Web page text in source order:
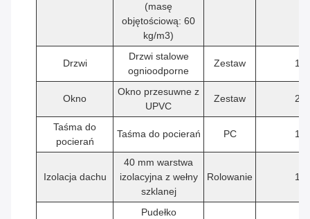
(masę
objętościową: 60
kg/m3)
Drzwi
Drzwi stalowe
ognioodporne
Zestaw 1
Okno
Okno przesuwne z
UPVC
Zestaw 2
Taśma do
pocierań
Taśma do pocierań PC 1
Izolacja dachu
40 mm warstwa
izolacyjna z wełny
szklanej
Rolowanie 1
Pudełko